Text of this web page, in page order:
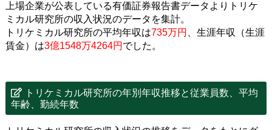
上場企業が公表している有価証券報告書データよりトリケ
ミカル研究所の収入状況のデータを集計。
トリケミカル研究所の平均年収は735万円
、生涯年収（生涯
賃金）は3億1548万4264円 でした。
トリケミカル研究所の年別年収推移と従業員数、平均
年齢、勤続年数